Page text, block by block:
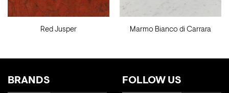
Red Jusper Marmo Bianco di Carrara
BRANDS FOLLOW US